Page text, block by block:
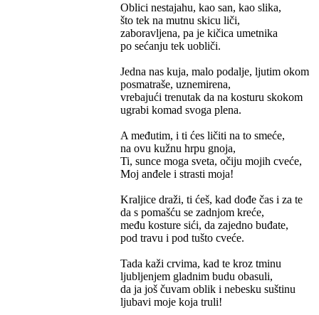
Oblici nestajahu, kao san, kao slika,
što tek na mutnu skicu liči,
zaboravljena, pa je kičica umetnika
po sećanju tek uobliči.
Jedna nas kuja, malo podalje, ljutim okom
posmatraše, uznemirena,
vrebajući trenutak da na kosturu skokom
ugrabi komad svoga plena.
A međutim, i ti ćes ličiti na to smeće,
na ovu kužnu hrpu gnoja,
Ti, sunce moga sveta, očiju mojih cveće,
Moj anđele i strasti moja!
Kraljice draži, ti ćeš, kad dođe čas i za te
da s pomašću se zadnjom kreće,
među kosture sići, da zajedno buđate,
pod travu i pod tušto cveće.
Tada kaži crvima, kad te kroz tminu
ljubljenjem gladnim budu obasuli,
da ja još čuvam oblik i nebesku suštinu
ljubavi moje koja truli!